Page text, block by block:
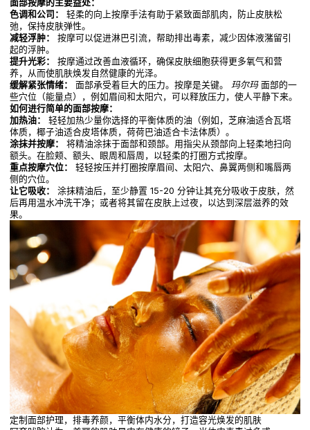
面部按摩的主要益处：
色调和公司：
轻柔的向上按摩手法有助于紧致面部肌肉，防止皮肤松
弛，保持皮肤弹性。
减轻浮肿：
按摩可以促进淋巴引流，帮助排出毒素，减少因体液潴留引
起的浮肿。
提升光彩：
按摩通过改善血液循环，确保皮肤细胞获得更多氧气和营
养，从而使肌肤焕发自然健康的光泽。
缓解紧张情绪：
面部承受着巨大的压力。按摩是关键。玛尔玛面部的一
些穴位（能量点），例如眉间和太阳穴，可以释放压力，使人平静下来。
如何进行简单的面部按摩：
加热油：
轻轻加热少量你选择的平衡体质的油（例如，芝麻油适合瓦塔
体质，椰子油适合皮塔体质，荷荷巴油适合卡法体质）。
涂抹并按摩：
将精油涂抹于面部和颈部。用指尖从颈部向上轻柔地扫向
额头。在脸颊、额头、眼周和唇周，以轻柔的打圈方式按摩。
重点按摩穴位：
轻轻按压并打圈按摩眉间、太阳穴、鼻翼两侧和嘴唇两
侧的穴位。
让它吸收：
涂抹精油后，至少静置 15-20 分钟让其充分吸收于皮肤，然
后再用温水冲洗干净；或者将其留在皮肤上过夜，以达到深层滋养的效
果。
定制面部护理，排毒养颜，平衡体内水分，打造容光焕发的肌肤